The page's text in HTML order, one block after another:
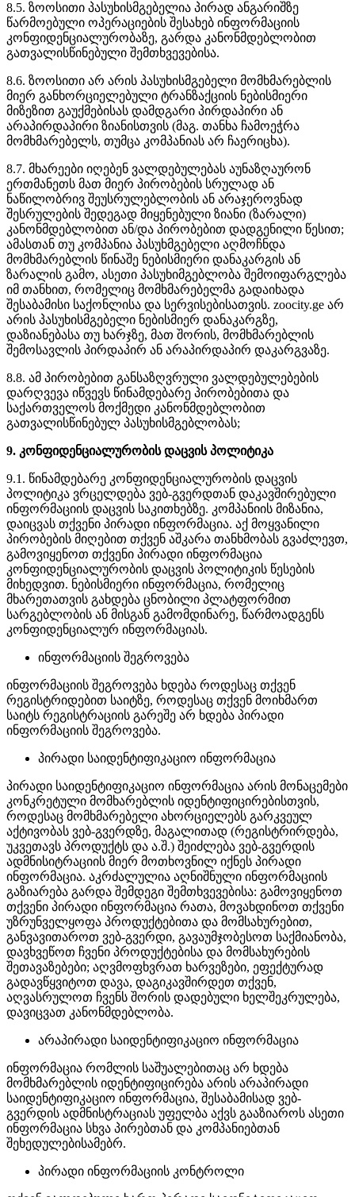
8.5. ზოოსითი პასუხისმგებელია პირად ანგარიშზე
წარმოებული ოპერაციების შესახებ ინფორმაციის
კონფიდენციალურობაზე, გარდა კანონმდებლობით
გათვალისწინებული შემთხვევებისა.
8.6. ზოოსითი არ არის პასუხისმგებელი მომხმარებლის
მიერ განხორციელებული ტრანზაქციის ნებისმიერი
მიზეზით გაუქმებისას დამდგარი პირდაპირი ან
არაპირდაპირი ზიანისთვის (მაგ. თანხა ჩამოეჭრა
მომხმარებელს, თუმცა კომპანიას არ ჩაერიცხა).
8.7. მხარეები იღებენ ვალდებულებას აუნაზღაურონ
ერთმანეთს მათ მიერ პირობების სრულად ან
ნაწილობრივ შეუსრულებლობის ან არაჯეროვნად
შესრულების შედეგად მიყენებული ზიანი (ზარალი)
კანონმდებლობით ან/და პირობებით დადგენილი წესით;
ამასთან თუ კომპანია პასუხმგებელი აღმოჩნდა
მომხმარებლის წინაშე ნებისმიერი დანაკარგის ან
ზარალის გამო, ასეთი პასუხიმგებლობა შემოიფარგლება
იმ თანხით, რომელიც მომხმარებელმა გადაიხადა
შესაბამისი საქონლისა და სერვისებისათვის. zoocity.ge არ
არის პასუხისმგებელი ნებისმიერ დანაკარგზე,
დაზიანებასა თუ ხარჯზე, მათ შორის, მომხმარებლის
შემოსავლის პირდაპირ ან არაპირდაპირ დაკარგვაზე.
8.8. ამ პირობებით განსაზღვრული ვალდებულებების
დარღვევა იწვევს წინამდებარე პირობებითა და
საქართველოს მოქმედი კანონმდებლობით
გათვალისწინებულ პასუხისმგებლობას;
9. კონფიდენციალურობის დაცვის პოლიტიკა
9.1. წინამდებარე კონფიდენციალურობის დაცვის
პოლიტიკა ვრცელდება ვებ-გვერდთან დაკავშირებული
ინფორმაციის დაცვის საკითხებზე. კომპანიის მიზანია,
დაიცვას თქვენი პირადი ინფორმაცია. აქ მოყვანილი
პირობების მიღებით თქვენ აშკარა თანხმობას გვაძლევთ,
გამოვიყენოთ თქვენი პირადი ინფორმაცია
კონფიდენციალურობის დაცვის პოლიტიკის წესების
მიხედვით. ნებისმიერი ინფორმაცია, რომელიც
მხარეთათვის გახდება ცნობილი პლატფორმით
სარგებლობის ან მისგან გამომდინარე, წარმოადგენს
კონფიდენციალურ ინფორმაციას.
ინფორმაციის შეგროვება
ინფორმაციის შეგროვება ხდება როდესაც თქვენ
რეგისტრიდებით საიტზე, როდესაც თქვენ მოიხმართ
საიტს რეგისტრაციის გარეშე არ ხდება პირადი
ინფორმაციის შეგროვება.
პირადი საიდენტიფიკაციო ინფორმაცია
პირადი საიდენტიფიკაციო ინფორმაცია არის მონაცემები
კონკრეტული მომხარებლის იდენტიფიცირებისთვის,
როდესაც მომხმარებელი ახორციელებს გარკვეულ
აქტივობას ვებ-გვერდზე, მაგალითად (რეგისტრირდება,
უკვეთავს პროდუქტს და ა.შ.) შეიძლება ვებ-გვერდის
ადმნისიტრაციის მიერ მოთხოვნილ იქნეს პირადი
ინფორმაცია. აკრძალულია აღნიშნული ინფორმაციის
გაზიარება გარდა შემდეგი შემთხვევებისა: გამოვიყენოთ
თქვენი პირადი ინფორმაცია რათა, მოვახდინოთ თქვენი
უზრუნველყოფა პროდუქტებითა და მომსახურებით,
განვავითაროთ ვებ-გვერდი, გავაუმჯობესოთ საქმიანობა,
დავხვეწოთ ჩვენი პროდუქტებისა და მომსახურების
შეთავაზებები; აღვმოფხვრათ ხარვეზები, ეფექტურად
გადავწყვიტოთ დავა, დაგიკავშირდეთ თქვენ,
აღვასრულოთ ჩვენს შორის დადებული ხელშეკრულება,
დავიცვათ კანონმდებლობა.
არაპირადი საიდენტიფიკაციო ინფორმაცია
ინფორმაცია რომლის საშუალებითაც არ ხდება
მომხმარებლის იდენტიფიცირება არის არაპირადი
საიდენტიფიკაციო ინფორმაცია, შესაბამისად ვებ-
გვერდის ადმნისტრაციას უფელბა აქვს გააზიაროს ასეთი
ინფორმაცია სხვა პირებთან და კომპანიებთან
შეხედულებისამებრ.
პირადი ინფორმაციის კონტროლი